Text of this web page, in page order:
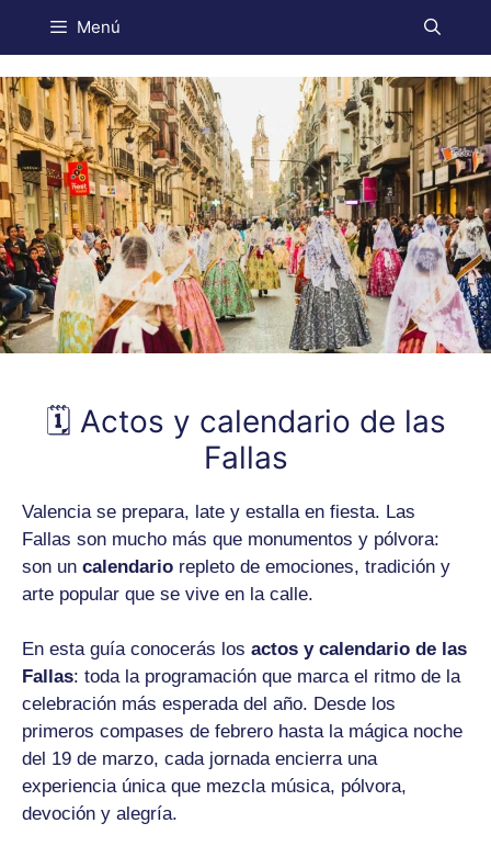
Menú
🗓️ Actos y calendario de las
Fallas
Valencia se prepara, late y estalla en fiesta. Las
Fallas son mucho más que monumentos y pólvora:
son un calendario repleto de emociones, tradición y
arte popular que se vive en la calle.
En esta guía conocerás los actos y calendario de las
Fallas: toda la programación que marca el ritmo de la
celebración más esperada del año. Desde los
primeros compases de febrero hasta la mágica noche
del 19 de marzo, cada jornada encierra una
experiencia única que mezcla música, pólvora,
devoción y alegría.